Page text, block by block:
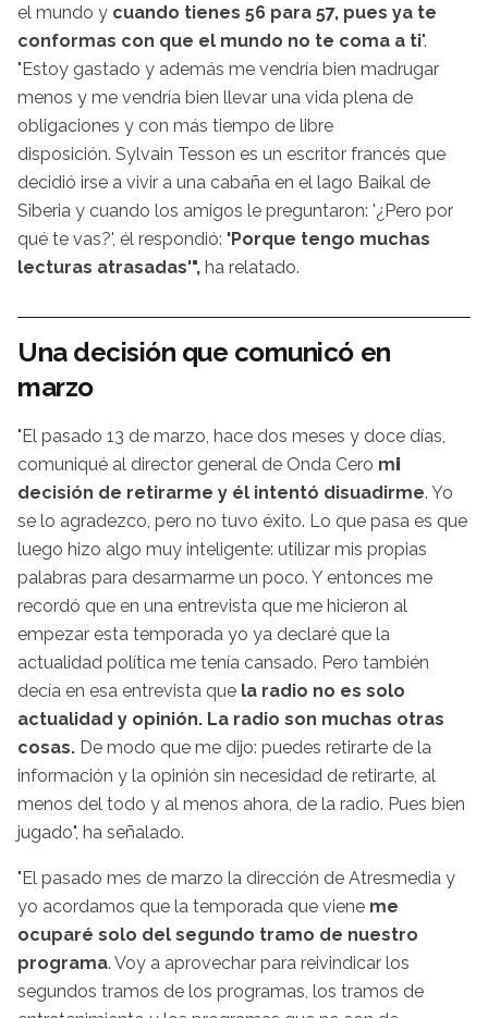
el mundo y cuando tienes 56 para 57, pues ya te
conformas con que el mundo no te coma a ti".
"Estoy gastado y además me vendría bien madrugar
menos y me vendría bien llevar una vida plena de
obligaciones y con más tiempo de libre
disposición. Sylvain Tesson es un escritor francés que
decidió irse a vivir a una cabaña en el lago Baikal de
Siberia y cuando los amigos le preguntaron: '¿Pero por
qué te vas?', él respondió: 'Porque tengo muchas
lecturas atrasadas'", ha relatado.
Una decisión que comunicó en
marzo
"El pasado 13 de marzo, hace dos meses y doce días,
comuniqué al director general de Onda Cero mi
decisión de retirarme y él intentó disuadirme. Yo
se lo agradezco, pero no tuvo éxito. Lo que pasa es que
luego hizo algo muy inteligente: utilizar mis propias
palabras para desarmarme un poco. Y entonces me
recordó que en una entrevista que me hicieron al
empezar esta temporada yo ya declaré que la
actualidad política me tenía cansado. Pero también
decía en esa entrevista que la radio no es solo
actualidad y opinión. La radio son muchas otras
cosas. De modo que me dijo: puedes retirarte de la
información y la opinión sin necesidad de retirarte, al
menos del todo y al menos ahora, de la radio. Pues bien
jugado", ha señalado.
"El pasado mes de marzo la dirección de Atresmedia y
yo acordamos que la temporada que viene me
ocuparé solo del segundo tramo de nuestro
programa. Voy a aprovechar para reivindicar los
segundos tramos de los programas, los tramos de